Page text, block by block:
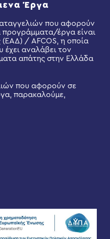
Έργα
που αφορούν
έργα είναι
(ΕΑΔ) / AFCOS, η οποία
έχει αναλάβει τον
απάτης στην Ελλάδα
που αφορούν σε
παρακαλούμε,